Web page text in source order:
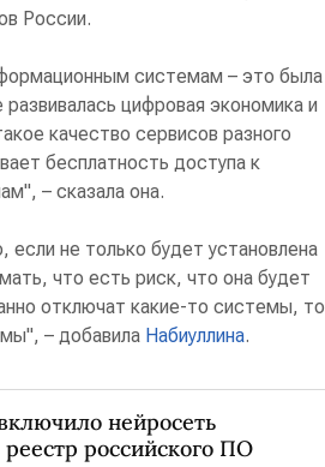
России.
системам – это была
цифровая экономика и
качество сервисов разного
бесплатность доступа к
– сказала она.
не только будет установлена
что есть риск, что она будет
отключат какие-то системы, то
– добавила Набиуллина.
нейросеть
российского ПО